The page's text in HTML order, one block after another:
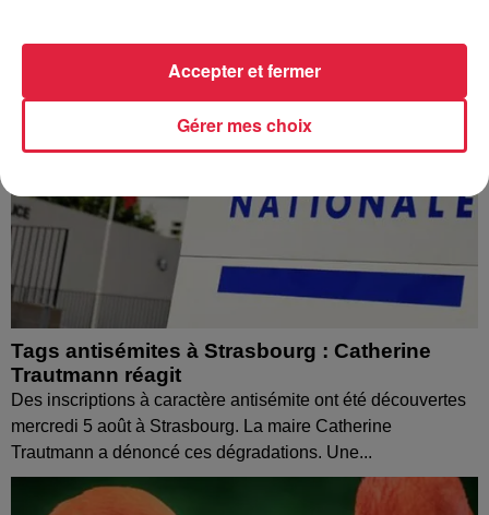
Tags antisémites à Strasbourg : Catherine
Trautmann réagit
Des inscriptions à caractère antisémite ont été découvertes
mercredi 5 août à Strasbourg. La maire Catherine
Trautmann a dénoncé ces dégradations. Une...
Gérer mes choix
Accepter et fermer